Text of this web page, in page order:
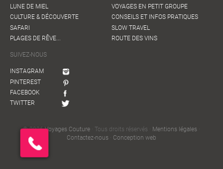
LUNE DE MIEL
CULTURE & DÉCOUVERTE
SAFARI
PLAGES DE RÊVE...
VOYAGES EN PETIT GROUPE
CONSEILS ET INFOS PRATIQUES
SLOW TRAVEL
ROUTE DES VINS
SUIVEZ-NOUS
INSTAGRAM
PINTEREST
FACEBOOK
TWITTER
© 2026Voyages Couture · Tous droits réservés · Mentions légales ·
Contactez-nous · Conception web